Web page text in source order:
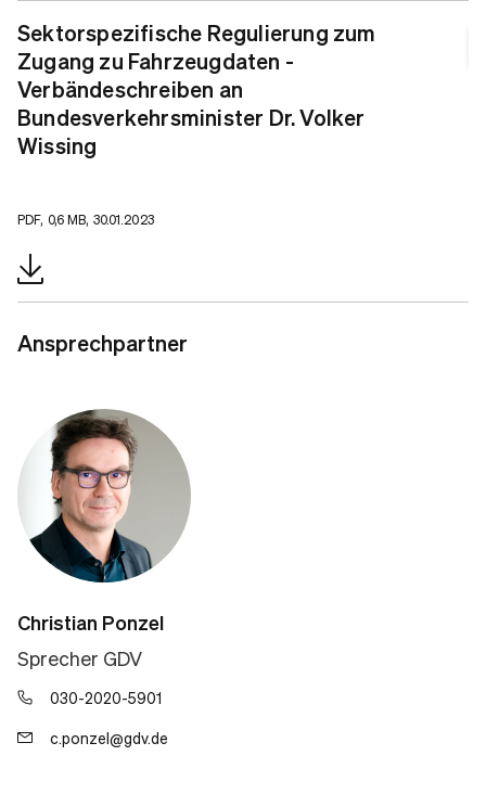
Sektorspezifische Regulierung zum
Zugang zu Fahrzeugdaten -
Verbändeschreiben an
Bundesverkehrsminister Dr. Volker
Wissing
PDF, 0,6 MB, 30.01.2023
Ansprechpartner
Christian Ponzel
Sprecher GDV
030-2020-5901
c.ponzel@gdv.de